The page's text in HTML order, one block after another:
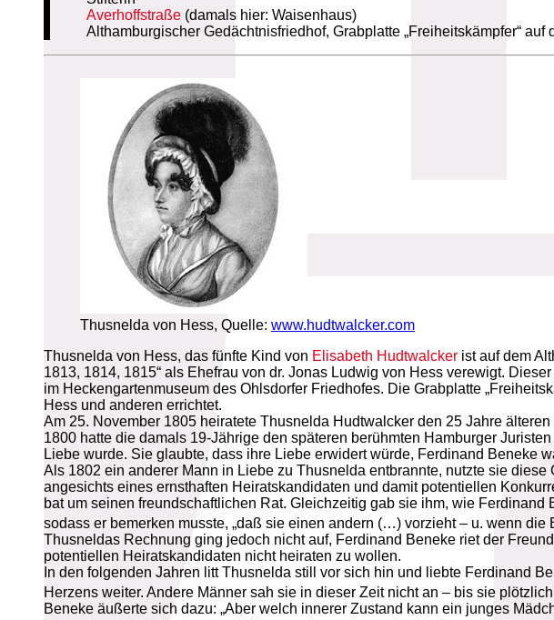
Averhoffstraße (damals hier: Waisenhaus)
Althamburgischer Gedächtnisfriedhof, Grabplatte „Freiheitskämpfer“ auf
Thusnelda von Hess, Quelle: www.hudtwalcker.com
Thusnelda von Hess, das fünfte Kind von Elisabeth Hudtwalcker ist auf dem
1813, 1814, 1815“ als Ehefrau von dr. Jonas Ludwig von Hess verewigt.
im Heckengartenmuseum des Ohlsdorfer Friedhofes. Die Grabplatte
Hess und anderen errichtet.
Am 25. November 1805 heiratete Thusnelda Hudtwalcker den 25 Jahre
1800 hatte die damals 19-Jährige den späteren berühmten Hamburger
Liebe wurde. Sie glaubte, dass ihre Liebe erwidert würde, Ferdinand Beneke
Als 1802 ein anderer Mann in Liebe zu Thusnelda entbrannte, nutzte sie
angesichts eines ernsthaften Heiratskandidaten und damit potentiellen
bat um seinen freundschaftlichen Rat. Gleichzeitig gab sie ihm, wie
sodass er bemerken musste, „daß sie einen andern (…) vorzieht – u. wenn
Thusneldas Rechnung ging jedoch nicht auf, Ferdinand Beneke riet der
potentiellen Heiratskandidaten nicht heiraten zu wollen.
In den folgenden Jahren litt Thusnelda still vor sich hin und liebte Ferdinand
Herzens weiter. Andere Männer sah sie in dieser Zeit nicht an – bis sie
Beneke äußerte sich dazu: „Aber welch innerer Zustand kann ein junges